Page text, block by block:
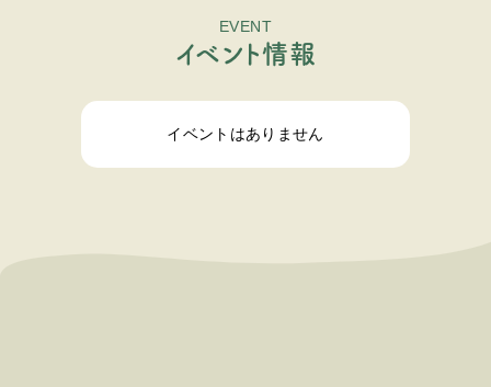
EVENT
イベン ト情報
イベントはありません